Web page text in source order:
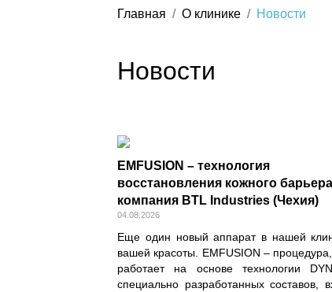
Главная О клинике Новости
Новости
EMFUSION – технология
восстановления кожного
компания BTL Industries (Чехия)
04.08.2026
Еще один новый аппарат в нашей
вашей красоты. EMFUSION –
работает на основе технологии
специально разработанных составов,